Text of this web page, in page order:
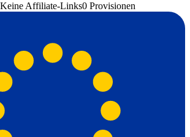
Affiliate-Links0 Provisionen